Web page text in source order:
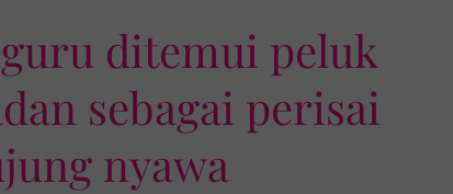
ditemui peluk
sebagai perisai
nyawa